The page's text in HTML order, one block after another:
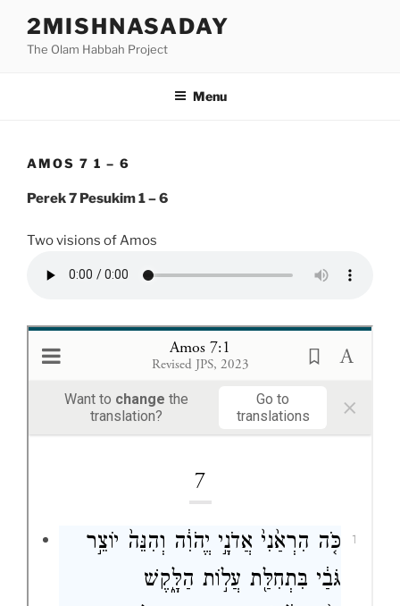
content
2MISHNASADAY
The Olam Habbah Project
Menu
AMOS 7 1 – 6
Perek 7 Pesukim 1 – 6
Two visions of Amos